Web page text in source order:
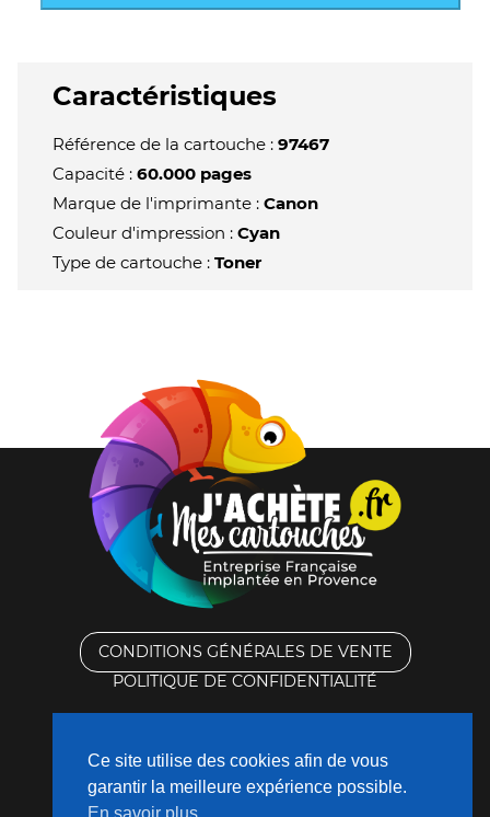
Caractéristiques
Référence de la cartouche : 97467
Capacité : 60.000 pages
Marque de l'imprimante : Canon
Couleur d'impression : Cyan
Type de cartouche : Toner
CONDITIONS GÉNÉRALES DE VENTE
POLITIQUE DE CONFIDENTIALITÉ
CONTACTEZ-NOUS
Ce site utilise des cookies afin de vous
garantir la meilleure expérience possible.